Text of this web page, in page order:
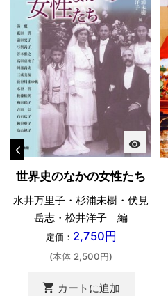
visibility
世界史のなかの女性たち
水井万里子・杉浦未樹・伏見
岳志・松井洋子 編
定価： 2,750円
(本体 2,500円)
shopping_cart カートに追加